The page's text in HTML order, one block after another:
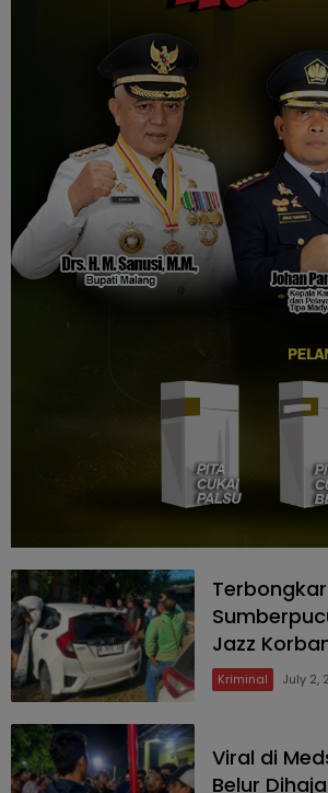
Jazz
Kriminal July 2,
Viral di
Belur